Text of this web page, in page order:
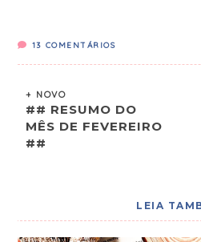
13 COMENTÁRIOS
+ NOVO
## RESUMO DO
MÊS DE FEVEREIRO
##
LEIA